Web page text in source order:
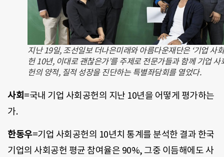
지난 19일, 조선일보 더나은미래와 아름다운재단은 ‘기업 사
헌 10년, 이대로 괜찮은가’를 주제로 전문가들과 함께 기업 사
헌의 양적, 질적 성장을 진단하는 특별좌담회를 열었다.
사회=국내 기업 사회공헌의 지난 10년을 어떻게 평가하는
가.
한동우=기업 사회공헌의 10년치 통계를 분석한 결과 한국
기업의 사회공헌 평균 참여율은 90%, 그중 이듬해에도 사